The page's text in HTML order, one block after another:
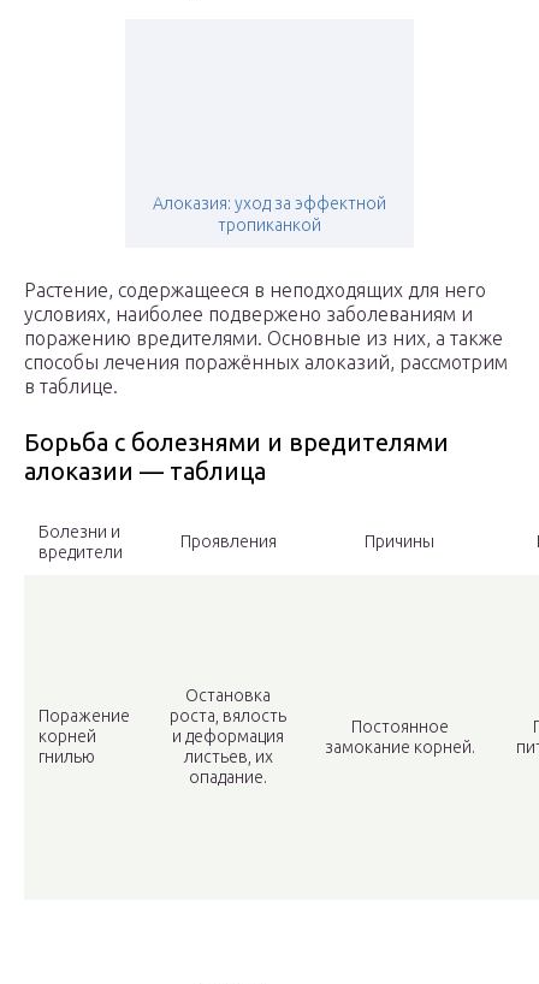
Алоказия: уход за эффектной
тропиканкой
Растение, содержащееся в неподходящих для него
условиях, наиболее подвержено заболеваниям и
поражению вредителями. Основные из них, а также
способы лечения поражённых алоказий, рассмотрим
в таблице.
Борьба с болезнями и вредителями
алоказии — таблица
Болезни и
вредители
Проявления Причины
Поражение
корней
гнилью
Остановка
роста, вялость
и деформация
листьев, их
опадание.
Постоянное
замокание корней.